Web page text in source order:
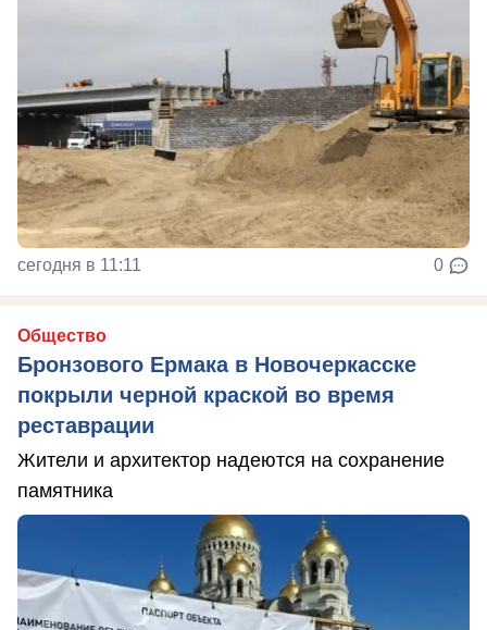
сегодня в 11:11 0
Общество
Бронзового Ермака в Новочеркасске
покрыли черной краской во время
реставрации
Жители и архитектор надеются на сохранение
памятника